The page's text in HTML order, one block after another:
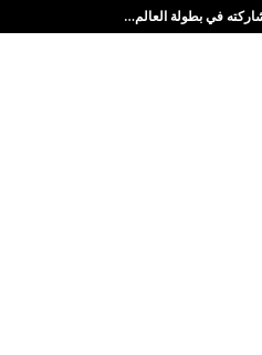
في بطولة العالم…